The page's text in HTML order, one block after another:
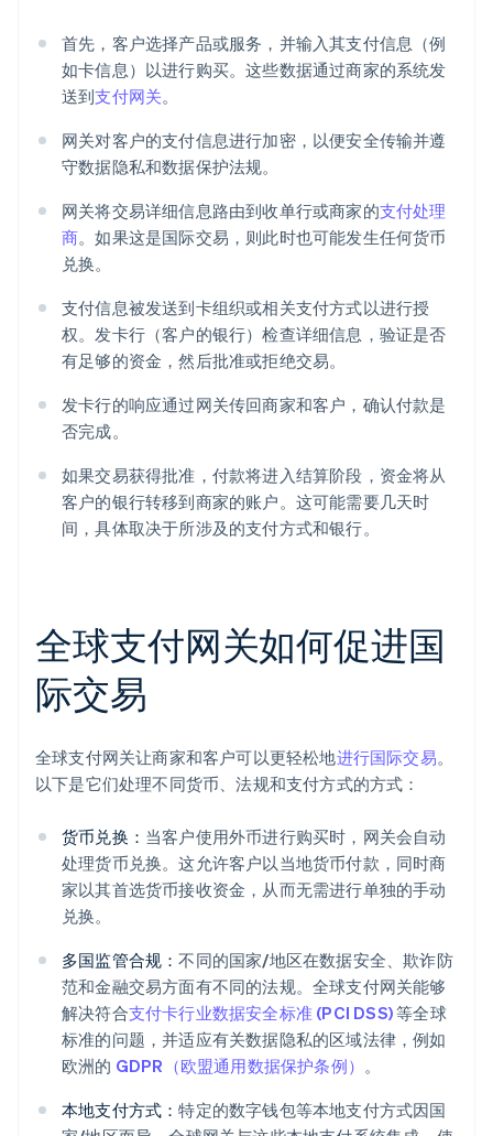
首先，客户选择产品或服务，并输入其支付信息（例
如卡信息）以进行购买。这些数据通过商家的系统发
送到支付网关。
网关对客户的支付信息进行加密，以便安全传输并遵
守数据隐私和数据保护法规。
网关将交易详细信息路由到收单行或商家的支付处理
商。如果这是国际交易，则此时也可能发生任何货币
兑换。
支付信息被发送到卡组织或相关支付方式以进行授
权。发卡行（客户的银行）检查详细信息，验证是否
有足够的资金，然后批准或拒绝交易。
发卡行的响应通过网关传回商家和客户，确认付款是
否完成。
如果交易获得批准，付款将进入结算阶段，资金将从
客户的银行转移到商家的账户。这可能需要几天时
间，具体取决于所涉及的支付方式和银行。
全球支付网关如何促进国
际交易
全球支付网关让商家和客户可以更轻松地进行国际交易。
以下是它们处理不同货币、法规和支付方式的方式：
货币兑换： 当客户使用外币进行购买时，网关会自动
处理货币兑换。这允许客户以当地货币付款，同时商
家以其首选货币接收资金，从而无需进行单独的手动
兑换。
多国监管合规：不同的国家/地区在数据安全、欺诈防
范和金融交易方面有不同的法规。全球支付网关能够
解决符合支付卡行业数据安全标准 (PCI DSS)等全球
标准的问题，并适应有关数据隐私的区域法律，例如
欧洲的 GDPR（欧盟通用数据保护条例） 。
本地支付方式：特定的数字钱包等本地支付方式因国